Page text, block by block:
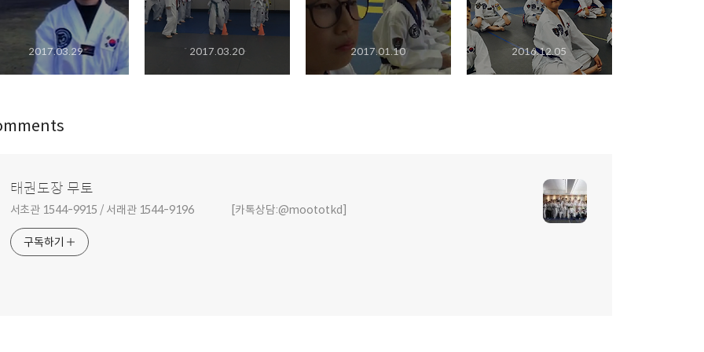
2017.03.29 2017.03.20 2017.01.10 2016.12.05
태권도장 무토
서초관 1544-9915 / 서래관 1544-9196 [카톡상담:@moototkd]
구독하기